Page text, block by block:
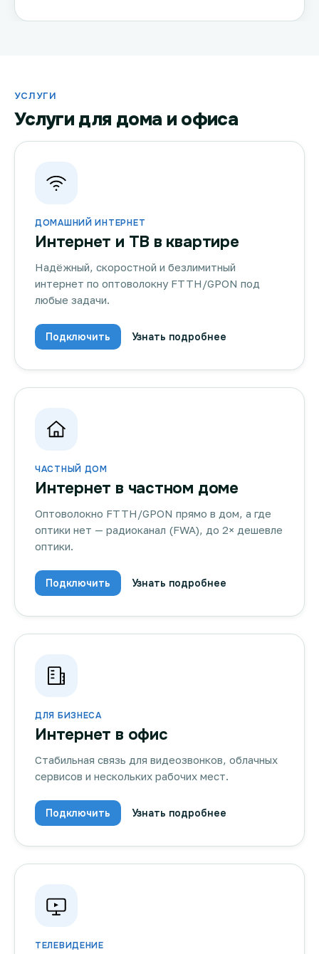
УСЛУГИ
Услуги для дома и офиса
ДОМАШНИЙ ИНТЕРНЕТ
Интернет и ТВ в квартире
Надёжный, скоростной и безлимитный
интернет по оптоволокну FTTH/GPON под
любые задачи.
Подключить Узнать подробнее
ЧАСТНЫЙ ДОМ
Интернет в частном доме
Оптоволокно FTTH/GPON прямо в дом, а где
оптики нет — радиоканал (FWA), до 2× дешевле
оптики.
Подключить Узнать подробнее
ДЛЯ БИЗНЕСА
Интернет в офис
Стабильная связь для видеозвонков, облачных
сервисов и нескольких рабочих мест.
Подключить Узнать подробнее
ТЕЛЕВИДЕНИЕ